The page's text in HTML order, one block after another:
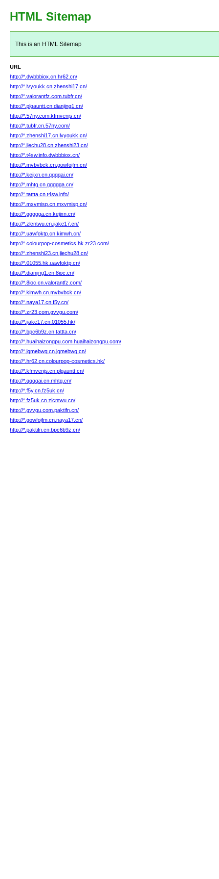
HTML Sitemap
This is an HTML Sitemap
URL
http://*.dwbbbiox.cn.hr62.cn/
http://*.lvyoukk.cn.zhenshi17.cn/
http://*.valorantfz.com.tubfr.cn/
http://*.plgauntt.cn.dianjing1.cn/
http://*.57ny.com.kfmvenjs.cn/
http://*.tubfr.cn.57ny.com/
http://*.zhenshi17.cn.lvyoukk.cn/
http://*.jiechu28.cn.zhenshi23.cn/
http://*.t4sw.info.dwbbbiox.cn/
http://*.mvbvbck.cn.gowfojfm.cn/
http://*.kejixn.cn.qqqqai.cn/
http://*.mhtg.cn.ggggga.cn/
http://*.tattta.cn.t4sw.info/
http://*.mxvmisp.cn.mxvmisp.cn/
http://*.ggggga.cn.kejixn.cn/
http://*.zlcntwu.cn.jiake17.cn/
http://*.uawfoktp.cn.kimwh.cn/
http://*.colourpop-cosmetics.hk.zr23.com/
http://*.zhenshi23.cn.jiechu28.cn/
http://*.01055.hk.uawfoktp.cn/
http://*.dianjing1.cn.8ioc.cn/
http://*.8ioc.cn.valorantfz.com/
http://*.kimwh.cn.mvbvbck.cn/
http://*.naya17.cn.f5y.cn/
http://*.zr23.com.gvvgu.com/
http://*.jiake17.cn.01055.hk/
http://*.bpc6b9z.cn.tattta.cn/
http://*.huaihaizongpu.com.huaihaizongpu.com/
http://*.jgmebwq.cn.jgmebwq.cn/
http://*.hr62.cn.colourpop-cosmetics.hk/
http://*.kfmvenjs.cn.plgauntt.cn/
http://*.qqqqai.cn.mhtg.cn/
http://*.f5y.cn.fz5uk.cn/
http://*.fz5uk.cn.zlcntwu.cn/
http://*.gvvgu.com.paktifn.cn/
http://*.gowfojfm.cn.naya17.cn/
http://*.paktifn.cn.bpc6b9z.cn/